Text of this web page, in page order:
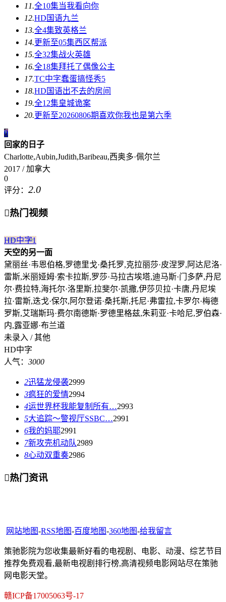
11.全10集当我看向你
12.HD国语九兰
13.全4集致英格兰
14.更新至05集西区帮派
15.全32集战火英雄
16.全18集拜托了偶像公主
17.TC中字蠢蛋搞怪秀5
18.HD国语出不去的房间
19.全12集皇城诡案
20.更新至20260806期喜欢你我也是第六季
0
回家的日子
Charlotte,Aubin,Judith,Baribeau,西奥多·佩尔兰
2017 / 加拿大
0
评分： 2.0
热门视频
HD中字1
天空的另一面
黛丽丝·韦恩伯格,罗德里戈·桑托罗,克拉丽莎·皮涅罗,阿达尼洛·
雷斯,米丽娅姆·索卡拉斯,罗莎·马拉古埃塔,迪马斯·门多萨,丹尼
尔·费拉特,海托尔·洛里斯,拉斐尔·凯撒,伊莎贝拉·卡唐,丹尼埃
拉·雷斯,迭戈·保尔,阿尔登诺·桑托斯,托尼·弗雷拉,卡罗尔·梅德
罗斯,艾瑞斯玛·费尔南德斯·罗德里格兹,朱莉亚·卡哈尼,罗伯森·
内,露亚娜·布兰道
未录入 / 其他
HD中字
人气： 3000
2迅猛龙侵袭2999
3疯狂的爱情2994
4运世界杯我能复制所有…2993
5大追踪〜警视厅SSBC…2991
6我的妈耶2991
7新攻壳机动队2989
8心动双重奏2986
热门资讯
网站地图-RSS地图-百度地图-360地图-给我留言
策驰影院为您收集最新好看的电视剧、电影、动漫、综艺节目
推荐免费观看,最新电视剧排行榜,高清视频电影网站尽在策驰
网电影天堂。
赣ICP备17005063号-17